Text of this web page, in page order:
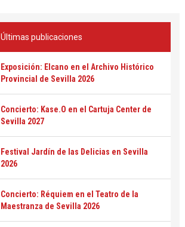
Últimas publicaciones
Exposición: Elcano en el Archivo Histórico
Provincial de Sevilla 2026
Concierto: Kase.O en el Cartuja Center de
Sevilla 2027
Festival Jardín de las Delicias en Sevilla
2026
Concierto: Réquiem en el Teatro de la
Maestranza de Sevilla 2026